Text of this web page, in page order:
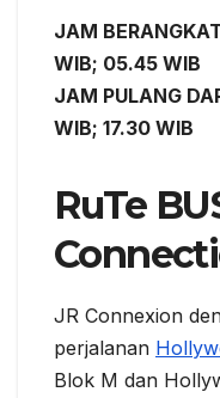
JAM
WIB; 05.45 WIB
JAM PULANG
WIB; 17.30 WIB
RuTe
JR Connexion
perjalanan
Blok M dan